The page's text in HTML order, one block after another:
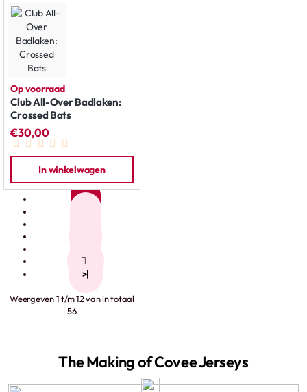
Op voorraad
Club All-Over Badlaken:
Crossed Bats
€30,00
In winkelwagen
>|
Weergeven 1 t/m 12 van in totaal
56
The Making of Covee Jerseys